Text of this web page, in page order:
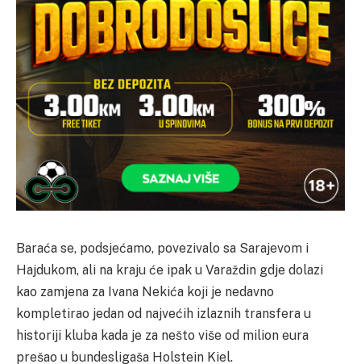
Baraća se, podsjećamo, povezivalo sa Sarajevom i
Hajdukom, ali na kraju će ipak u Varaždin gdje dolazi
kao zamjena za Ivana Nekića koji je nedavno
kompletirao jedan od najvećih izlaznih transfera u
historiji kluba kada je za nešto više od milion eura
prešao u bundesligaša Holstein Kiel.